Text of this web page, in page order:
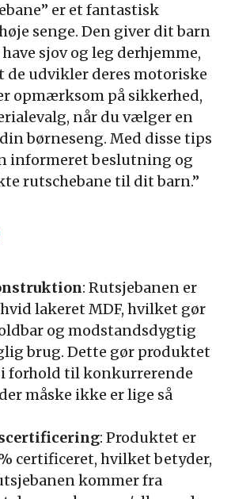
er et fantastisk
senge. Den giver dit barn
sjov og leg derhjemme,
de udvikler deres motoriske
opmærksom på sikkerhed,
når du vælger en
børneseng. Med disse tips
informeret beslutning og
rutschebane til dit barn.”
: Rutsjebanen er
lakeret MDF, hvilket gør
og modstandsdygtig
brug. Dette gør produktet
forhold til konkurrerende
måske ikke er lige så
: Produktet er
certificeret, hvilket betyder,
kommer fra